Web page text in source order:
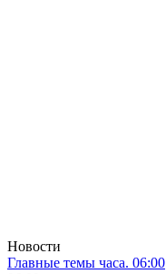
Новости
Главные темы часа. 06:00